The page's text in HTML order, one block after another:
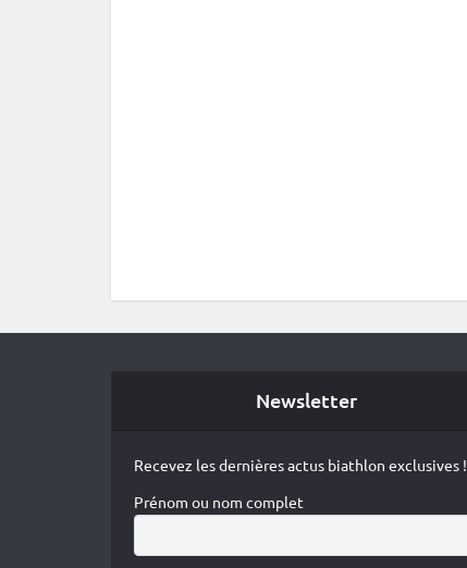
Newsletter
Recevez les dernières actus biathlon exclusives !
Prénom ou nom complet